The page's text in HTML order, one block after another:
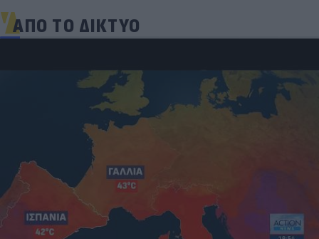
ΑΠΟ ΤΟ ΔΙΚΤΥΟ